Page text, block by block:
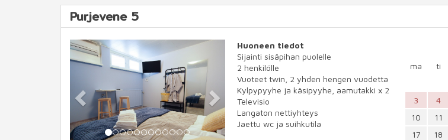
Purjevene 5
Previous NextHuoneen tiedot
Sijainti sisäpihan puolelle
2 henkilölle
Vuoteet twin, 2 yhden hengen vuodetta
Kylpypyyhe ja käsipyyhe, aamutakki x 2
Televisio
Langaton nettiyhteys
Jaettu wc ja suihkutila
ma
ti
3
4
10
11
17
18